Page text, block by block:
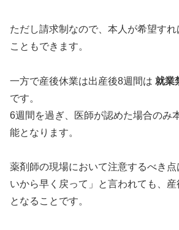
ただし請求制なので、本人が希望すれ
こともできます。
一方で産後休業は出産後8週間は 就業
です。
6週間を過ぎ、医師が認めた場合のみ
能となります。
薬剤師の現場において注意するべき
いから早く戻って」と言われても、
となることです。